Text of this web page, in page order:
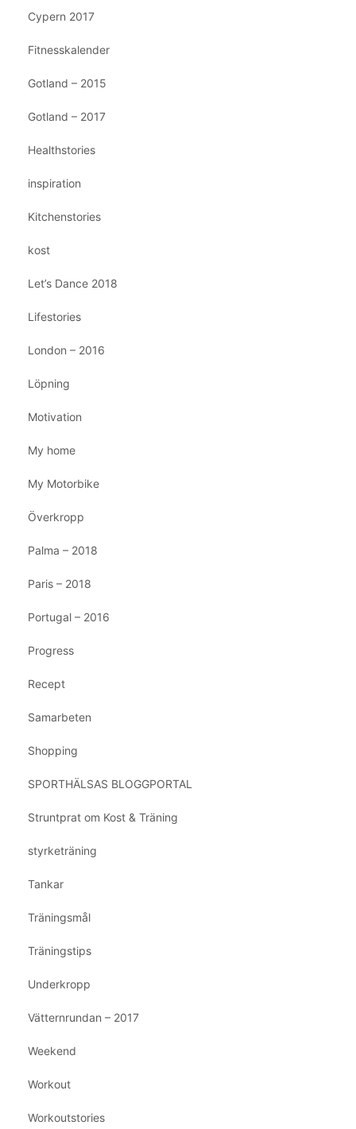
Cypern 2017
Fitnesskalender
Gotland – 2015
Gotland – 2017
Healthstories
inspiration
Kitchenstories
kost
Let’s Dance 2018
Lifestories
London – 2016
Löpning
Motivation
My home
My Motorbike
Överkropp
Palma – 2018
Paris – 2018
Portugal – 2016
Progress
Recept
Samarbeten
Shopping
SPORTHÄLSAS BLOGGPORTAL
Struntprat om Kost & Träning
styrketräning
Tankar
Träningsmål
Träningstips
Underkropp
Vätternrundan – 2017
Weekend
Workout
Workoutstories